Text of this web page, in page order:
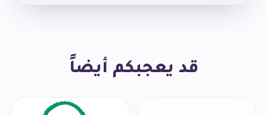
قد يعجبكم أيضاً